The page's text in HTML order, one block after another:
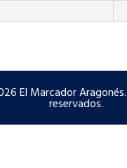
El Marcador
reservados.